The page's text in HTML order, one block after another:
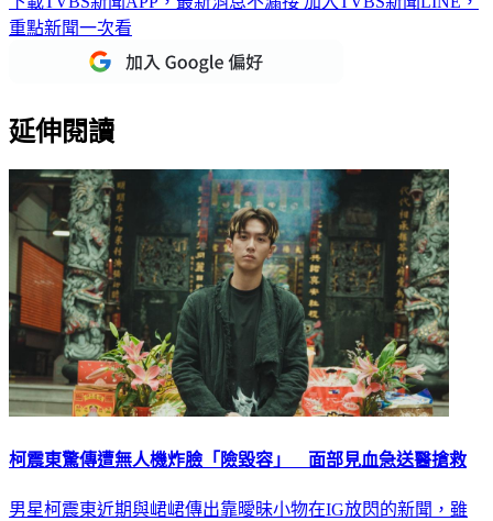
重點新聞一次看
延伸閱讀
柯震東驚傳遭無人機炸臉「險毀容」 面部見血急送醫搶救
男星柯震東近期與峮峮傳出靠曖昧小物在IG放閃的新聞，雖